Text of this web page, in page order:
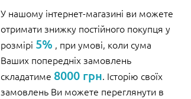
У нашому інтернет-магазині ви можете
отримати знижку постійного покупця у
розмірі 5% , при умові, коли сума
Ваших попередніх замовлень
складатиме 8000 грн. Історію своїх
замовлень Ви можете переглянути в